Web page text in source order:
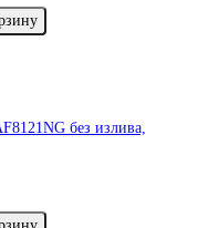
без излива,